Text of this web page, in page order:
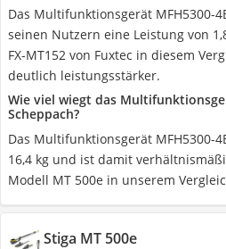
Das Multifunktionsgerät MFH5300-
seinen Nutzern eine Leistung von
FX-MT152 von Fuxtec in diesem
deutlich leistungsstärker.
Wie viel wiegt das
Scheppach?
Das Multifunktionsgerät MFH5300-
16,4 kg und ist damit
Modell MT 500e in unserem
Stiga ‎MT 500e